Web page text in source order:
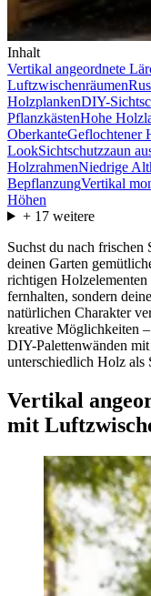
Inhalt
Vertikal angeordnete
Luftzwischenräumen
HolzplankenDIY-
PflanzkästenHohe
OberkanteGeflochtener
LookSichtschutzzaun
HolzrahmenNiedrige
BepflanzungVertikal
Höhen
+ 17weitere
Suchst du nach frischen
deinen Garten
richtigen
fernhalten, sondern
natürlichen Charakter
kreative Möglichkeiten
DIY-Palettenwänden
unterschiedlich Holz als
Vertikal
mit